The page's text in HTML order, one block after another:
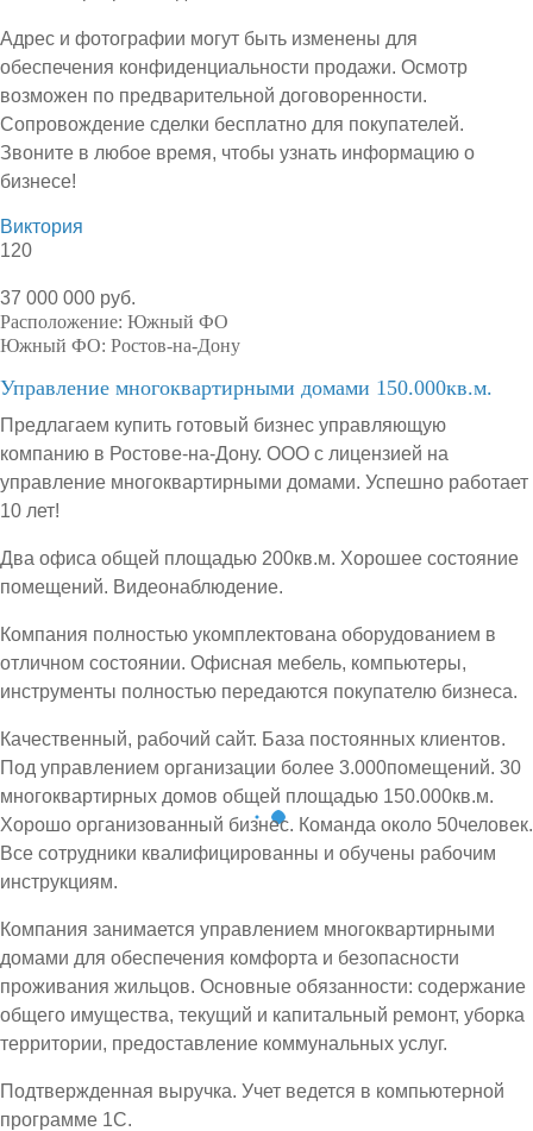
Адрес и фотографии могут быть изменены для
обеспечения конфиденциальности продажи. Осмотр
возможен по предварительной договоренности.
Сопровождение сделки бесплатно для покупателей.
Звоните в любое время, чтобы узнать информацию о
бизнесе!
Виктория
120
37 000 000 руб.
Расположение: Южный ФО
Южный ФО: Ростов-на-Дону
Управление многоквартирными домами 150.000кв.м.
Предлагаем купить готовый бизнес управляющую
компанию в Ростове-на-Дону. ООО с лицензией на
управление многоквартирными домами. Успешно работает
10 лет!
Два офиса общей площадью 200кв.м. Хорошее состояние
помещений. Видеонаблюдение.
Компания полностью укомплектована оборудованием в
отличном состоянии. Офисная мебель, компьютеры,
инструменты полностью передаются покупателю бизнеса.
Качественный, рабочий сайт. База постоянных клиентов.
Под управлением организации более 3.000помещений. 30
многоквартирных домов общей площадью 150.000кв.м.
Хорошо организованный бизнес. Команда около 50человек.
Все сотрудники квалифицированны и обучены рабочим
инструкциям.
Компания занимается управлением многоквартирными
домами для обеспечения комфорта и безопасности
проживания жильцов. Основные обязанности: содержание
общего имущества, текущий и капитальный ремонт, уборка
территории, предоставление коммунальных услуг.
Подтвержденная выручка. Учет ведется в компьютерной
программе 1С.